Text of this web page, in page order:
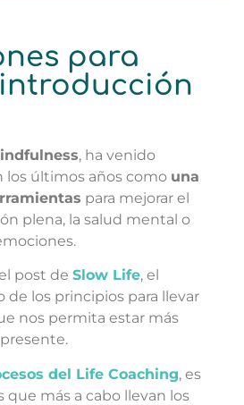
para
, ha venido
los últimos años como una
para mejorar el
plena, la salud mental o
post de Slow Life, el
de los principios para llevar
nos permita estar más
del Life Coaching, es
que más a cabo llevan los